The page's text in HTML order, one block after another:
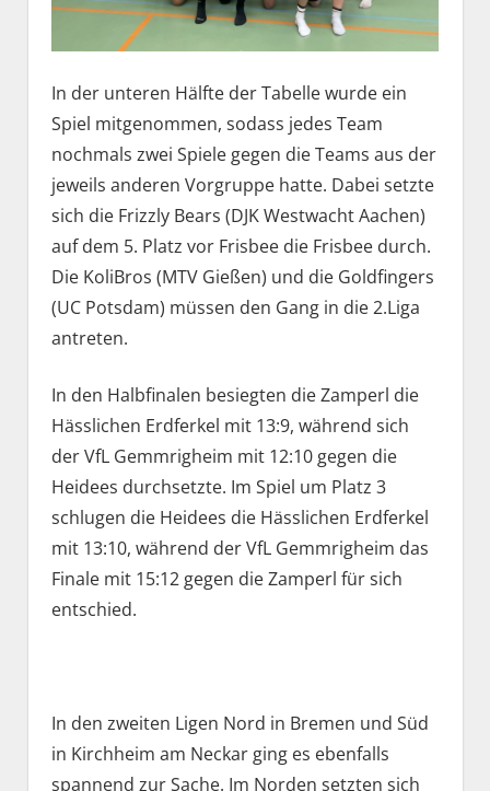
In der unteren Hälfte der Tabelle wurde ein
Spiel mitgenommen, sodass jedes Team
nochmals zwei Spiele gegen die Teams aus der
jeweils anderen Vorgruppe hatte. Dabei setzte
sich die Frizzly Bears (DJK Westwacht Aachen)
auf dem 5. Platz vor Frisbee die Frisbee durch.
Die KoliBros (MTV Gießen) und die Goldfingers
(UC Potsdam) müssen den Gang in die 2.Liga
antreten.
In den Halbfinalen besiegten die Zamperl die
Hässlichen Erdferkel mit 13:9, während sich
der VfL Gemmrigheim mit 12:10 gegen die
Heidees durchsetzte. Im Spiel um Platz 3
schlugen die Heidees die Hässlichen Erdferkel
mit 13:10, während der VfL Gemmrigheim das
Finale mit 15:12 gegen die Zamperl für sich
entschied.
In den zweiten Ligen Nord in Bremen und Süd
in Kirchheim am Neckar ging es ebenfalls
spannend zur Sache. Im Norden setzten sich